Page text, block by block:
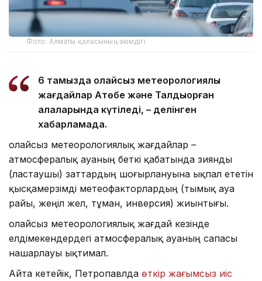
Фото: Алматы қаласының әкімдігі
6 тамызда қолайсыз метеорологиялық
жағдайлар Ақтөбе және Талдықорған
қалаларында күтіледі, – делінген
хабарламада.
Қолайсыз метеорологиялық жағдайлар –
атмосфералық ауаның беткі қабатында зиянды
(ластаушы) заттардың шоғырлануына ықпал ететін
қысқамерзімді метеофакторлардың (тымық ауа
райы, жеңіл жел, тұман, инверсия) жиынтығы.
Қолайсыз метеорологиялық жағдай кезінде
елдімекендердегі атмосфералық ауаның сапасы
нашарлауы ықтимал.
Айта кетейік, Петропавлда өткір жағымсыз иіс